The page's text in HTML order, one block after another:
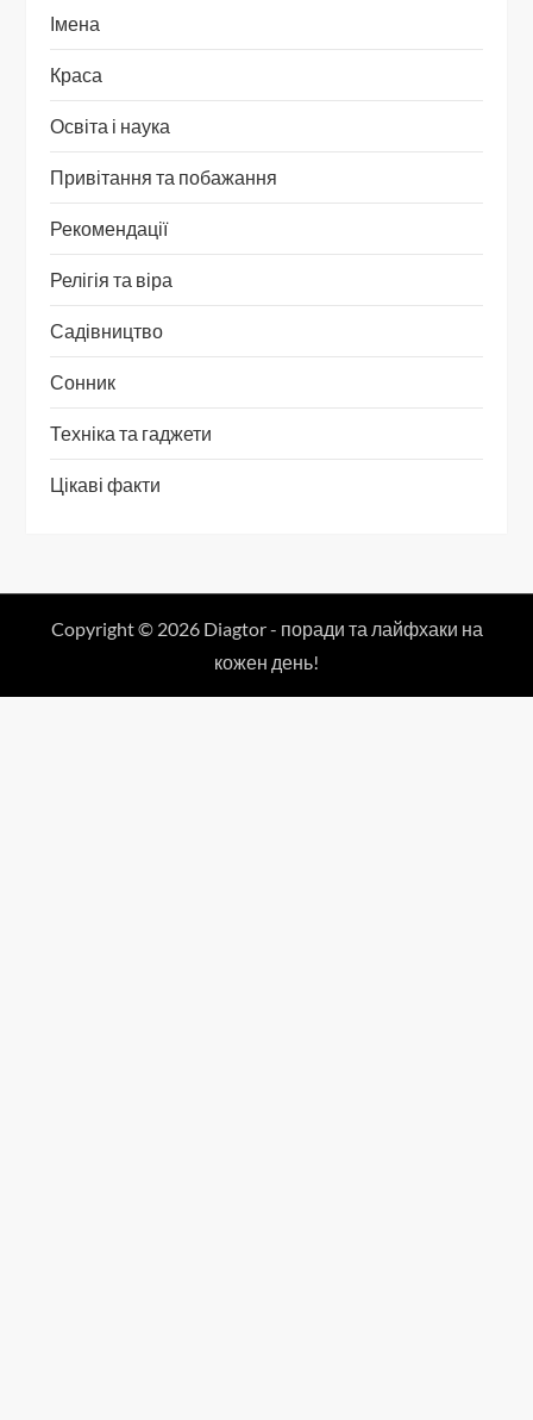
Імена
Краса
Освіта і наука
Привітання та побажання
Рекомендації
Релігія та віра
Садівництво
Сонник
Техніка та гаджети
Цікаві факти
Copyright © 2026 Diagtor - поради та лайфхаки на
кожен день!